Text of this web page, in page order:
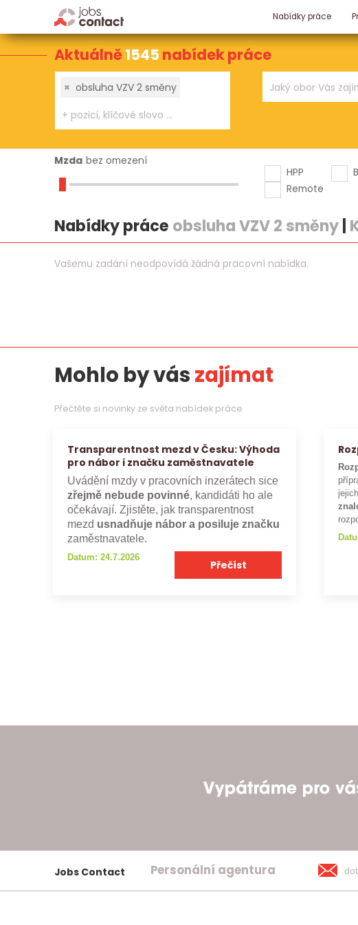
Nabídky práce
Aktuálně1545 nabídek práce
× obsluha VZV 2 směny
Mzda bez omezení
HPP
Remote
Nabídky práce obsluha VZV 2 směny|
Vašemu zadání neodpovídá žádná pracovní nabídka.
Mohlo by vászajímat
Přečtěte si novinky ze světa nabídek práce
Transparentnost mezd v Česku: Výhoda
pro nábor i značku zaměstnavatele
Uvádění mzdy v pracovních inzerátech sice
zřejmě nebude povinné, kandidáti ho ale
očekávají. Zjistěte, jak transparentnost
mezd usnadňuje nábor a posiluje značku
zaměstnavatele.
Datum: 24.7.2026
Přečíst
Jobs Contact Personální agentura